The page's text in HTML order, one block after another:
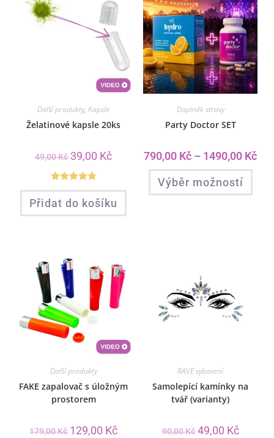
Další produkty,Kapsle
Želatinové kapsle 20ks
49,00Kč 39,00 Kč
Hodnocení
4.82z 5
Přidat do košíku
Doplněk stravy
Party Doctor SET
790,00 Kč – 1490,00 Kč
Výběr možností
Další produkty
FAKE zapalovač s úložným
prostorem
179,00Kč 129,00 Kč
RAVE vybavení
Samolepící kamínky na
tvář (varianty)
90,00Kč 49,00 Kč